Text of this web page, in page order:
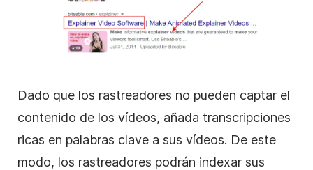
Dado que los rastreadores no pueden captar el
contenido de los vídeos, añada transcripciones
ricas en palabras clave a sus vídeos. De este
modo, los rastreadores podrán indexar sus